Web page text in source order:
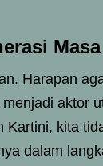
Harapan
aktor
Kartini, kita
dalam